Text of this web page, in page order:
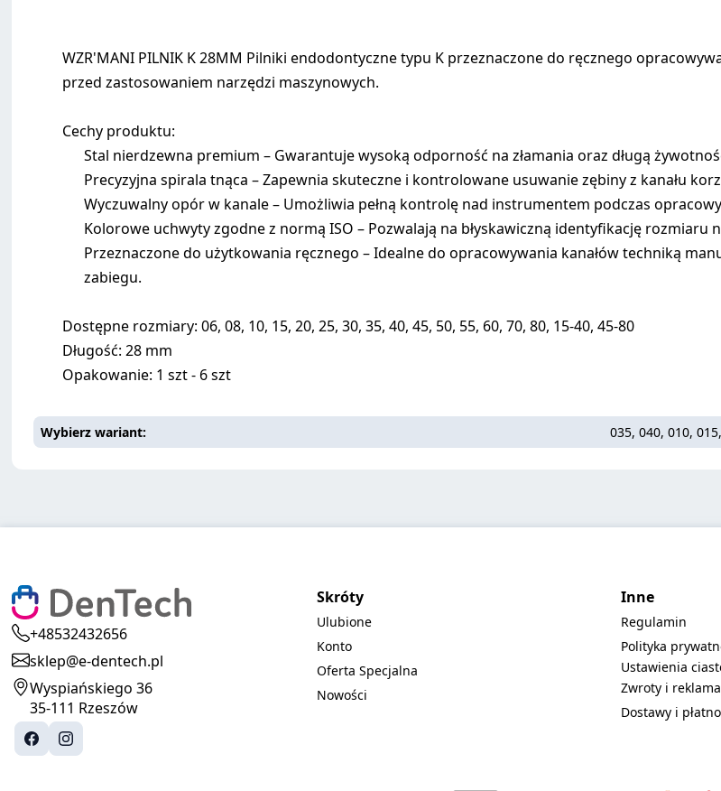
WZR'MANI PILNIK K 28MM Pilniki endodontyczne typu K przeznaczone do ręcznego
przed zastosowaniem narzędzi maszynowych.
Cechy produktu:
Stal nierdzewna premium – Gwarantuje wysoką odporność na złamania oraz długą
Precyzyjna spirala tnąca – Zapewnia skuteczne i kontrolowane usuwanie zębiny z kanału
Wyczuwalny opór w kanale – Umożliwia pełną kontrolę nad instrumentem podczas
Kolorowe uchwyty zgodne z normą ISO – Pozwalają na błyskawiczną identyfikację rozmiaru
Przeznaczone do użytkowania ręcznego – Idealne do opracowywania kanałów techniką
zabiegu.
Dostępne rozmiary: 06, 08, 10, 15, 20, 25, 30, 35, 40, 45, 50, 55, 60, 70, 80, 15-40, 45-80
Długość: 28 mm
Opakowanie: 1 szt - 6 szt
Wybierz wariant 035, 040, 010,
+48532432656
sklep@e-dentech.pl
Wyspiańskiego 36
35-111 Rzeszów
Skróty
Ulubione
Konto
Oferta Specjalna
Nowości
Inne
Regulamin
Polityka
Ustawienia
Zwroty i
Dostawy i